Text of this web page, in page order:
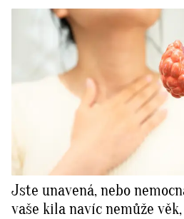
Jste unavená, nebo
vaše kila navíc nemůže